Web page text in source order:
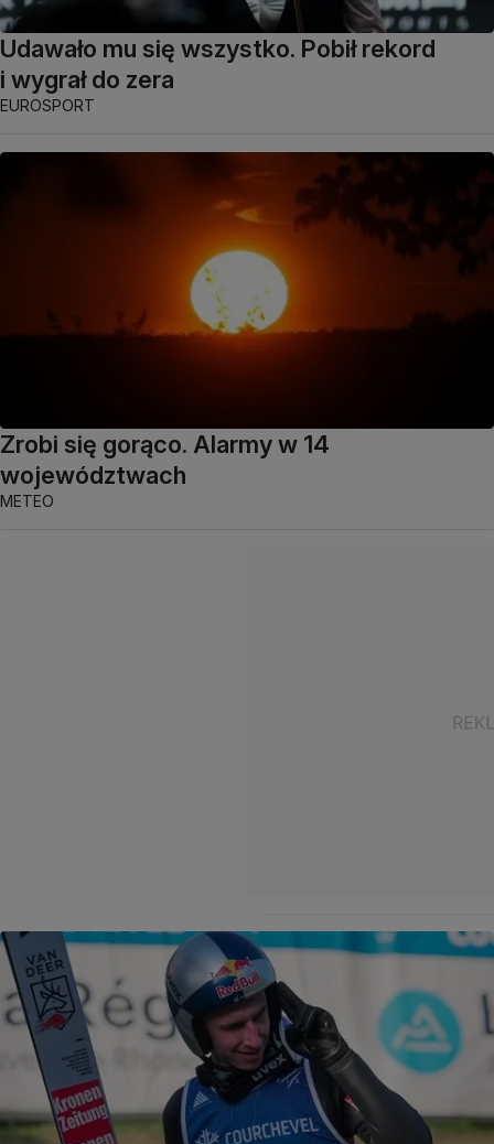
Udawało mu się wszystko. Pobił rekord
i wygrał do zera
EUROSPORT
Zrobi się gorąco. Alarmy w 14
województwach
METEO